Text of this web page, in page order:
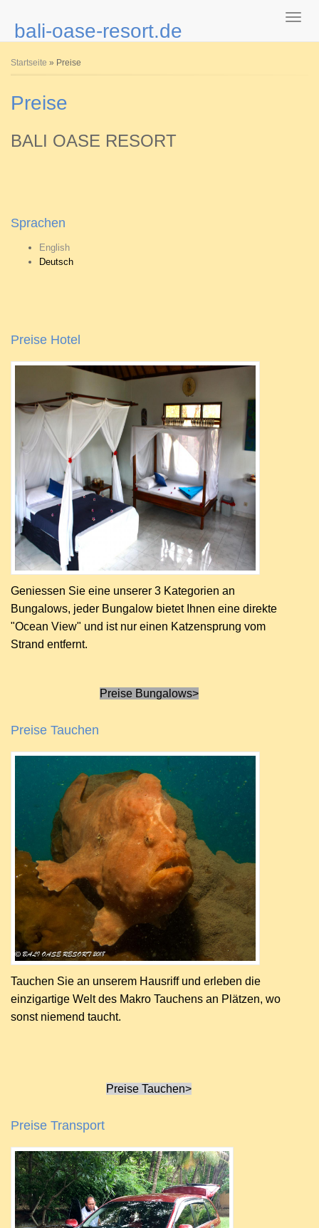
bali-oase-resort.de
Sie sind hier
Startseite » Preise
Preise
BALI OASE RESORT
Sprachen
English
Deutsch
Preise Hotel
Geniessen Sie eine unserer 3 Kategorien an
Bungalows, jeder Bungalow bietet Ihnen eine direkte
"Ocean View" und ist nur einen Katzensprung vom
Strand entfernt.
Preise Bungalows>
Preise Tauchen
Tauchen Sie an unserem Hausriff und erleben die
einzigartige Welt des Makro Tauchens an Pl ätzen, wo
sonst niemend taucht.
Preise Tauchen>
Preise Transport